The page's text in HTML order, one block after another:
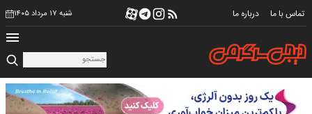
تماس با ما درباره ما شنبه ۱۷ مرداد ۱۴۰۵